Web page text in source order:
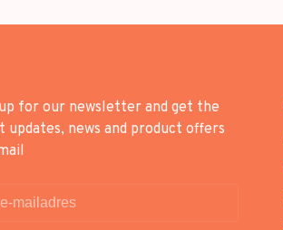
for our newsletter and get the
updates, news and product offers